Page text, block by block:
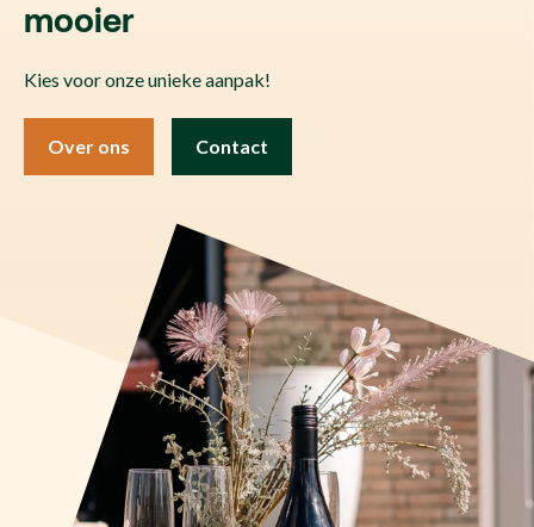
mooier
Kies voor onze unieke aanpak!
Over ons Contact